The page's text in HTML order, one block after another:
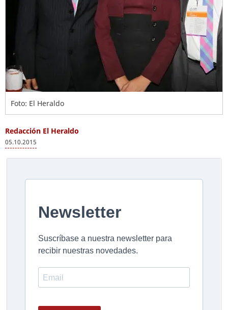
Foto: El Heraldo
Redacción El Heraldo
05.10.2015